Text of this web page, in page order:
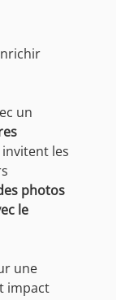
un
les
photos
le
une
impact